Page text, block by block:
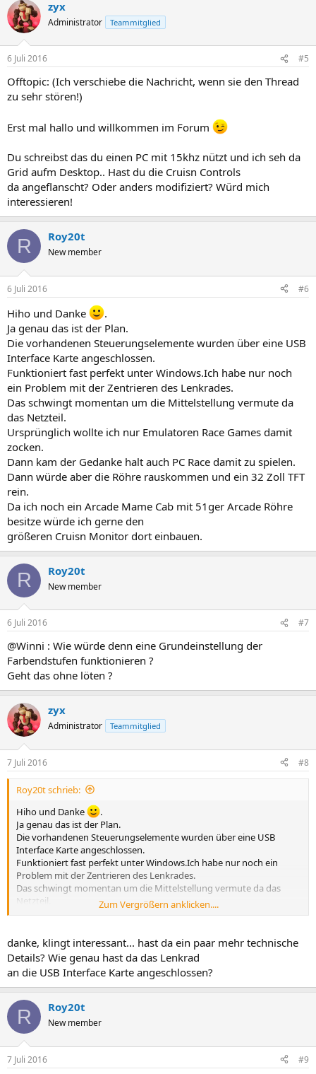
zyx
Administrator Teammitglied
6 Juli 2016 #5
Offtopic: (Ich verschiebe die Nachricht, wenn sie den Thread
zu sehr stören!)
Erst mal hallo und willkommen im Forum
Du schreibst das du einen PC mit 15khz nützt und ich seh da
Grid aufm Desktop.. Hast du die Cruisn Controls
da angeflanscht? Oder anders modifiziert? Würd mich
interessieren!
R Roy20t
New member
6 Juli 2016 #6
Hiho und Danke
.
Ja genau das ist der Plan.
Die vorhandenen Steuerungselemente wurden über eine USB
Interface Karte angeschlossen.
Funktioniert fast perfekt unter Windows.Ich habe nur noch
ein Problem mit der Zentrieren des Lenkrades.
Das schwingt momentan um die Mittelstellung vermute da
das Netzteil.
Ursprünglich wollte ich nur Emulatoren Race Games damit
zocken.
Dann kam der Gedanke halt auch PC Race damit zu spielen.
Dann würde aber die Röhre rauskommen und ein 32 Zoll TFT
rein.
Da ich noch ein Arcade Mame Cab mit 51ger Arcade Röhre
besitze würde ich gerne den
größeren Cruisn Monitor dort einbauen.
R Roy20t
New member
6 Juli 2016 #7
@Winni : Wie würde denn eine Grundeinstellung der
Farbendstufen funktionieren ?
Geht das ohne löten ?
zyx
Administrator Teammitglied
7 Juli 2016 #8
Roy20t schrieb:
Hiho und Danke
.
Ja genau das ist der Plan.
Die vorhandenen Steuerungselemente wurden über eine USB
Interface Karte angeschlossen.
Funktioniert fast perfekt unter Windows.Ich habe nur noch ein
Problem mit der Zentrieren des Lenkrades.
Das schwingt momentan um die Mittelstellung vermute da das
Netzteil.
Ursprünglich wollte ich nur Emulatoren Race Games damit zocken.
Dann würde aber die Röhre rauskommen und ein 32 Zoll TFT rein.
Da ich noch ein Arcade Mame Cab mit 51ger Arcade Röhre besitze
würde ich gerne den
größeren Cruisn Monitor dort einbauen.
Zum Vergrößern anklicken....
danke, klingt interessant... hast da ein paar mehr technische
Details? Wie genau hast da das Lenkrad
an die USB Interface Karte angeschlossen?
R Roy20t
New member
7 Juli 2016 #9